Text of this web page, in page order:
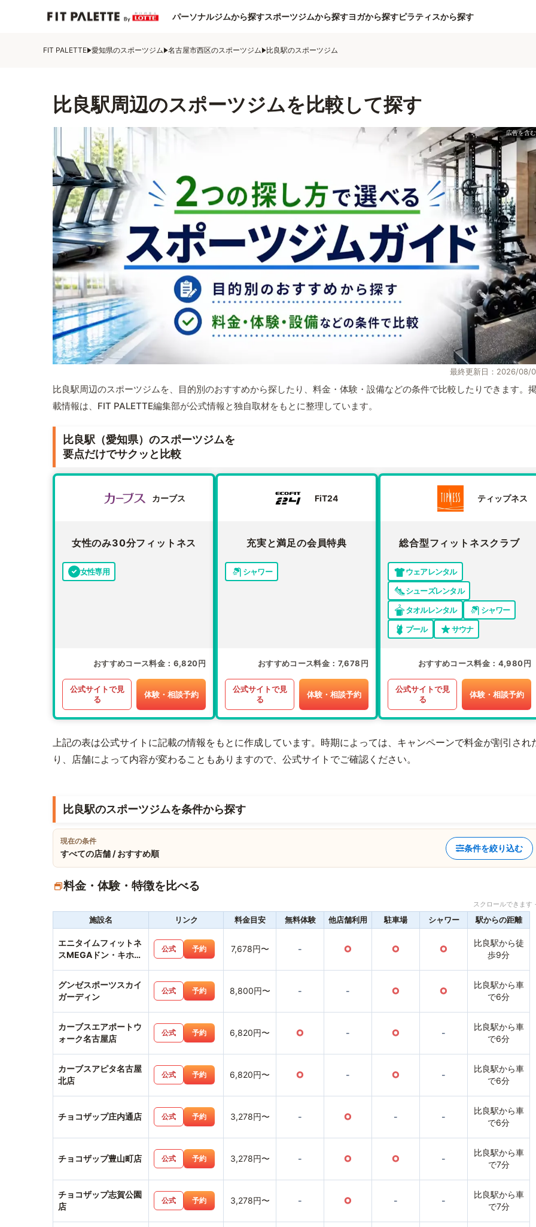
パーソナルジムから探すスポーツジムから探すヨガから探すピラティスから探す
FIT PALETTE 愛知県のスポーツジム 名古屋市西区のスポーツジム 比良駅のスポーツジム
比良駅周辺のスポーツジムを比較して探す
最終更新日：2026/08/
比良駅周辺のスポーツジムを、目的別のおすすめから探したり、料金・体験・設備などの条件で比較したりできます。
載情報は、FIT PALETTE編集部が公式情報と独自取材をもとに整理しています。
比良駅（愛知県）のスポーツジムを
要点だけでサクッと比較
カーブス
女性のみ30分フィットネス
女性専用
おすすめコース料金 6,820円
公式サイトで見
る
体験・相談予約
FiT24
充実と満足の会員特典
シャワー
おすすめコース料金 7,678円
公式サイトで見
る
体験・相談予約
ティップネス
総合型フィットネスクラブ
ウェアレンタル
シューズレンタル
タオルレンタル
シャワー
プール
サウナ
おすすめコース料金 4,980円
公式サイトで見
る
体験・相談予約
上記の表は公式サイトに記載の情報をもとに作成しています。時期によっては、キャンペーンで料金が割引され
り、店舗によって内容が変わることもありますので、公式サイトでご確認ください。
比良駅のスポーツジムを条件から探す
現在の条件
すべての店舗 / おすすめ順
条件を絞り込む
料金・体験・特徴を比べる
スクロールできま
施設名 リンク 料金目安 無料体験 他店舗利用 駐車場 シャワー 駅からの距離
エニタイムフィットネ
スMEGAドン・キホー
公式 予約 7,678円〜 - ○ ○ ○
比良駅から徒
歩9分
グンゼスポーツスカイ
ガーディン
公式 予約 8,800円〜 - - ○ ○
比良駅から車
で6分
カーブスエアポートウ
ォーク名古屋店
公式 予約 6,820円〜 ○ - ○ -
比良駅から車
で6分
カーブスアピタ名古屋
北店
公式 予約 6,820円〜 ○ - ○ -
比良駅から車
で6分
チョコザップ庄内通店 公式 予約 3,278円〜 - ○ - -
比良駅から車
で6分
チョコザップ豊山町店 公式 予約 3,278円〜 - ○ ○ -
比良駅から車
で7分
チョコザップ志賀公園
店
公式 予約 3,278円〜 - ○ - -
比良駅から車
で7分